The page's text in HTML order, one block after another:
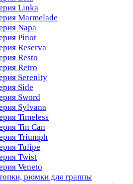
Linka
Marmelade
Napa
Pinot
Reserva
Resto
Retro
Serenity
Side
Sword
Sуlvana
Timeless
Tin Can
Triumph
Tulipe
Twist
Veneto
рюмки для граппы